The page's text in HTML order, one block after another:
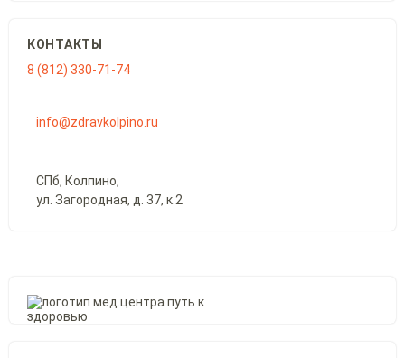
КОНТАКТЫ
8 (812) 330-71-74
info@zdravkolpino.ru
СПб, Колпино,
ул. Загородная, д. 37, к.2